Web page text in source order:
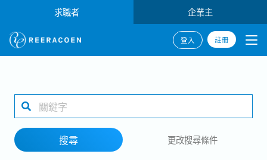
求職者 企業主
登入 註冊
1 selected
搜尋 更改搜尋條件